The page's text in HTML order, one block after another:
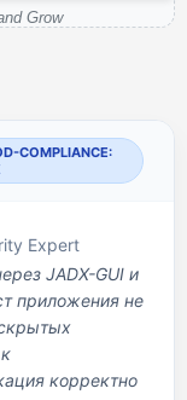
Grow
COMPLIANCE:
Expert
JADX-GUI и
приложения не
корректно